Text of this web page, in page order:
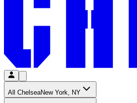
All Chelsea​​​​‌ ‍ ​‍​‍‌‍ ‌ ​‍‌‍‍‌‌‍‌ ‌‍‍‌‌‍ ‍​‍​‍​ ‍‍​‍​‍‌ ​ ‌‍​‌‌‍ ‍‌‍‍‌‌ ‌​‌ ‍‌​‍ ‍‌‍‍‌‌‍ ​‍​‍​‍ ​​‍​‍‌‍‍​‌ ​‍‌‍‌‌‌‍‌‍​‍​‍​ ‍‍​‍​‍‌‍‍​‌ ‌​‌ ‌​‌ ​​‌ ​ ​ ‍‍​‍ ​‍ ‌‍​ ‌‍‍​‌‍‌‌‌‍ ​‌ ​ ‌‍‌‌‌‍​‌‌ ​​‌‍‍‌‌‍‌‌‌ ​‍‌ ​ ​‍ ‍‌ ​ ‌‍​‌‌‍ ‍‌‍‍‌‌ ‌​‌ ‍‌​‍ ‍‌ ​ ‌ ‌​‌ ‌‌‌‍‌​‌‍‍‌‌‍ ​‍ ‌‍‍‌‌‍ ‍‌ ‌​‌‍‌‌‌‍ ‍‌ ‌​​‍ ‌‍‌‌‌‍‌​‌‍‍‌‌ ‌​​‍ ‌‍ ‌‌‍ ‌‍‌​‌‍‌‌​ ‌‌ ​​‌ ​‍‌‍‌‌‌ ​ ‌‍‌‌‌‍ ‍‌ ‌​‌‍​‌‌ ‌​‌‍‍‌‌‍ ‌‍ ‍​ ‍ ‌‍‍‌‌‍‌​​ ‌‌‍​ ‌‍‌​‌‍‌‍​ ‌​‌‍‌‌‌‍‌‌​ ​ ​ ‍​​‍ ‌​ ‌ ​ ‍‌‌‍‌‍​ ‌‍​‍ ‌​ ‌​​ ​‌​ ‌​​ ​​​‍ ‌‌‍​‍‌‍‌​​ ​‍‌‍‌‍​‍ ‌​ ‍‌​ ​‌​ ‌‍​ ​ ​ ​‍‌‍‌​​ ‌ ‌‍‌​‌‍‌‍‌‍‌‌‌‍‌‍‌‍​‌​ ‍ ‌ ‌​‌ ‍‌‌ ​​‌‍‌‌​ ‌‌ ‌‍‌‍‌‌‌‍ ‍‌ ‌‌‌‍‌‌​ ‍ ‌ ​​‌‍​‌‌ ‌​‌‍‍​​ ‌‌ ​ ‌ ‌‌‌‍​‍‌​ ‍‌‍​‌‌ ‌‍‌‍‍‌‌‍‌ ‌‍​‌‌ ‌​‌‍‍‌‌‍ ‌‍ ‍​‍ ‍‌ ‌​‌‍‍‌‌ ‌​‌‍ ​‌‍‌‌​ ‌‍​‍‌‍​‌‌ ​ ‌‍‌‌‌‌‌‌‌ ​‍‌‍ ​​ ‌‌‍‍​‌ ‌​‌ ‌​‌ ​​‌ ​ ​‍‌‌​ ​ ‌​​‌​‍‌‌​ ​‍‌​‌‍​‍‌‌​ ​‍‌​‌‍‌‍​ ‌‍‍​‌‍‌‌‌‍ ​‌ ​ ‌‍‌‌‌‍​‌‌ ​​‌‍‍‌‌‍‌‌‌ ​‍‌ ​ ​‍ ‍‌ ​ ‌‍​‌‌‍ ‍‌‍‍‌‌ ‌​‌ ‍‌​‍ ‍‌ ​ ‌ ‌​‌ ‌‌‌‍‌​‌‍‍‌‌‍ ​‍‌‍‌‍‍‌‌‍‌​​ ‌‌‍​ ‌‍‌​‌‍‌‍​ ‌​‌‍‌‌‌‍‌‌​ ​ ​ ‍​​‍ ‌​ ‌ ​ ‍‌‌‍‌‍​ ‌‍​‍ ‌​ ‌​​ ​‌​ ‌​​ ​​​‍ ‌‌‍​‍‌‍‌​​ ​‍‌‍‌‍​‍ ‌​ ‍‌​ ​‌​ ‌‍​ ​ ​ ​‍‌‍‌​​ ‌ ‌‍‌​‌‍‌‍‌‍‌‌‌‍‌‍‌‍​‌​‍‌‍‌ ‌​‌ ‍‌‌ ​​‌‍‌‌​ ‌‌ ‌‍‌‍‌‌‌‍ ‍‌ ‌‌‌‍‌‌​‍‌‍‌ ​​‌‍​‌‌ ‌​‌‍‍​​ ‌‌ ​ ‌ ‌‌‌‍​‍‌​ ‍‌‍​‌‌ ‌‍‌‍‍‌‌‍‌ ‌‍​‌‌ ‌​‌‍‍‌‌‍ ‌‍ ‍​‍ ‍‌ ‌​‌‍‍‌‌ ‌​‌‍ ​‌‍‌‌​‍‌‍‌ ​​‌‍‌‌‌ ​‍‌ ​ ‌ ​​‌‍‌‌‌‍​ ‌ ‌​‌‍‍‌‌ ‌‍‌‍‌‌​ ‌‌ ​​‌ ‌‌‌‍​‍‌‍ ​‌‍‍‌‌ ​ ‌‍‍​‌‍‌‌‌‍‌​​‍​‍‌ ‌New York, NY​​​​‌ ‍ ​‍​‍‌‍ ‌ ​‍‌‍‍‌‌‍‌ ‌‍‍‌‌‍ ‍​‍​‍​ ‍‍​‍​‍‌ ​ ‌‍​‌‌‍ ‍‌‍‍‌‌ ‌​‌ ‍‌​‍ ‍‌‍‍‌‌‍ ​‍​‍​‍ ​​‍​‍‌‍‍​‌ ​‍‌‍‌‌‌‍‌‍​‍​‍​ ‍‍​‍​‍‌‍‍​‌ ‌​‌ ‌​‌ ​​‌ ​ ​ ‍‍​‍ ​‍ ‌‍​ ‌‍‍​‌‍‌‌‌‍ ​‌ ​ ‌‍‌‌‌‍​‌‌ ​​‌‍‍‌‌‍‌‌‌ ​‍‌ ​ ​‍ ‍‌ ​ ‌‍​‌‌‍ ‍‌‍‍‌‌ ‌​‌ ‍‌​‍ ‍‌ ​ ‌ ‌​‌ ‌‌‌‍‌​‌‍‍‌‌‍ ​‍ ‌‍‍‌‌‍ ‍‌ ‌​‌‍‌‌‌‍ ‍‌ ‌​​‍ ‌‍‌‌‌‍‌​‌‍‍‌‌ ‌​​‍ ‌‍ ‌‌‍ ‌‍‌​‌‍‌‌​ ‌‌ ​​‌ ​‍‌‍‌‌‌ ​ ‌‍‌‌‌‍ ‍‌ ‌​‌‍​‌‌ ‌​‌‍‍‌‌‍ ‌‍ ‍​ ‍ ‌‍‍‌‌‍‌​​ ‌‌‍​ ‌‍‌​‌‍‌‍​ ‌​‌‍‌‌‌‍‌‌​ ​ ​ ‍​​‍ ‌​ ‌ ​ ‍‌‌‍‌‍​ ‌‍​‍ ‌​ ‌​​ ​‌​ ‌​​ ​​​‍ ‌‌‍​‍‌‍‌​​ ​‍‌‍‌‍​‍ ‌​ ‍‌​ ​‌​ ‌‍​ ​ ​ ​‍‌‍‌​​ ‌ ‌‍‌​‌‍‌‍‌‍‌‌‌‍‌‍‌‍​‌​ ‍ ‌ ‌​‌ ‍‌‌ ​​‌‍‌‌​ ‌‌ ‌‍‌‍‌‌‌‍ ‍‌ ‌‌‌‍‌‌​ ‍ ‌ ​​‌‍​‌‌ ‌​‌‍‍​​ ‌‌ ‌‍‌‍‌‌‌‍ ‍‌ ‌‌‌‍‌‌‌​ ​‌‍ ‌‍​ ‌‍​‌‌ ‌​‌‍‍‌‌‍ ‌‍ ‍​ ‌‍​‍‌‍​‌‌ ​ ‌‍‌‌‌‌‌‌‌ ​‍‌‍ ​​ ‌‌‍‍​‌ ‌​‌ ‌​‌ ​​‌ ​ ​‍‌‌​ ​ ‌​​‌​‍‌‌​ ​‍‌​‌‍​‍‌‌​ ​‍‌​‌‍‌‍​ ‌‍‍​‌‍‌‌‌‍ ​‌ ​ ‌‍‌‌‌‍​‌‌ ​​‌‍‍‌‌‍‌‌‌ ​‍‌ ​ ​‍ ‍‌ ​ ‌‍​‌‌‍ ‍‌‍‍‌‌ ‌​‌ ‍‌​‍ ‍‌ ​ ‌ ‌​‌ ‌‌‌‍‌​‌‍‍‌‌‍ ​‍‌‍‌‍‍‌‌‍‌​​ ‌‌‍​ ‌‍‌​‌‍‌‍​ ‌​‌‍‌‌‌‍‌‌​ ​ ​ ‍​​‍ ‌​ ‌ ​ ‍‌‌‍‌‍​ ‌‍​‍ ‌​ ‌​​ ​‌​ ‌​​ ​​​‍ ‌‌‍​‍‌‍‌​​ ​‍‌‍‌‍​‍ ‌​ ‍‌​ ​‌​ ‌‍​ ​ ​ ​‍‌‍‌​​ ‌ ‌‍‌​‌‍‌‍‌‍‌‌‌‍‌‍‌‍​‌​‍‌‍‌ ‌​‌ ‍‌‌ ​​‌‍‌‌​ ‌‌ ‌‍‌‍‌‌‌‍ ‍‌ ‌‌‌‍‌‌​‍‌‍‌ ​​‌‍​‌‌ ‌​‌‍‍​​ ‌‌ ‌‍‌‍‌‌‌‍ ‍‌ ‌‌‌‍‌‌‌​ ​‌‍ ‌‍​ ‌‍​‌‌ ‌​‌‍‍‌‌‍ ‌‍ ‍​‍‌‍‌ ​​‌‍‌‌‌ ​‍‌ ​ ‌ ​​‌‍‌‌‌‍​ ‌ ‌​‌‍‍‌‌ ‌‍‌‍‌‌​ ‌‌ ​​‌ ‌‌‌‍​‍‌‍ ​‌‍‍‌‌ ​ ‌‍‍​‌‍‌‌‌‍‌​​‍​‍‌ ‌